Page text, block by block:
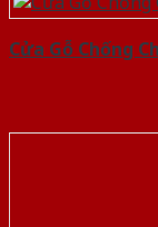
Cửa Gỗ Chống